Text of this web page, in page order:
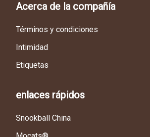
Acerca de la compañía
Términos y condiciones
Intimidad
Etiquetas
enlaces rápidos
Snookball China